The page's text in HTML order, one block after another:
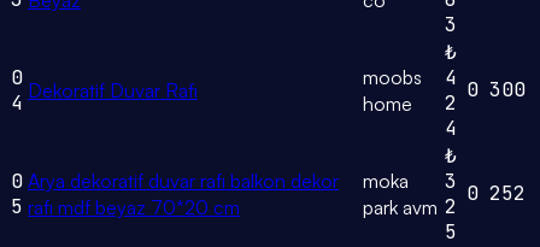
3
0
4 Dekoratif Duvar Rafı
moobs
home
₺
4
2
4
0 300
0
5
Arya dekoratif duvar rafı balkon dekor
rafı mdf beyaz 70*20 cm
moka
park avm
₺
3
2
5
0 252